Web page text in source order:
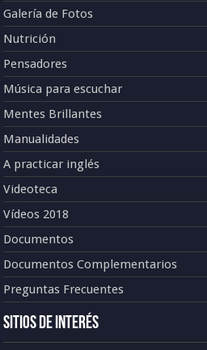
Galería de Fotos
Nutrición
Pensadores
Música para escuchar
Mentes Brillantes
Manualidades
A practicar inglés
Videoteca
Vídeos 2018
Documentos
Documentos Complementarios
Preguntas Frecuentes
Sitios de Interés